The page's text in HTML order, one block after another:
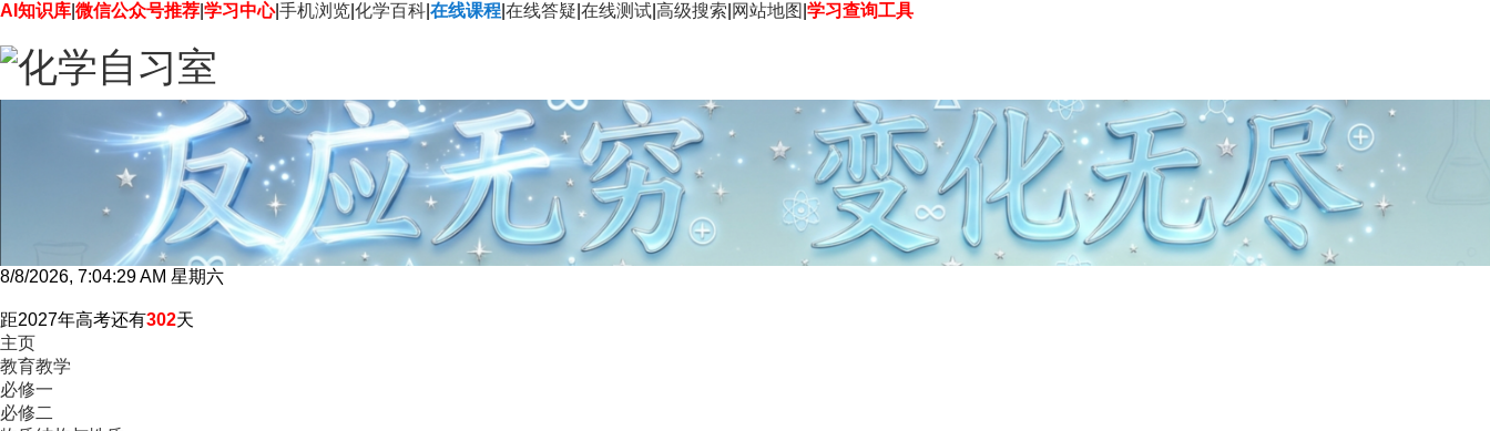
AI知识库 微信公众号推荐 学习中心|手机浏览 化学百科 在线课程 在线答疑 在线测试 高级搜索 网站地图 学习查询工具
8/8/2026, 7:04:30 AM 星期六
距2027年高考还有302天
主页
教育教学
必修一
必修二